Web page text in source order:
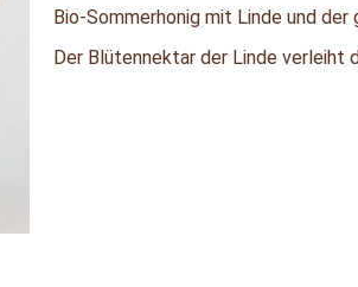
Bio-Sommerhonig mit Linde und
Der Blütennektar der Linde verleiht